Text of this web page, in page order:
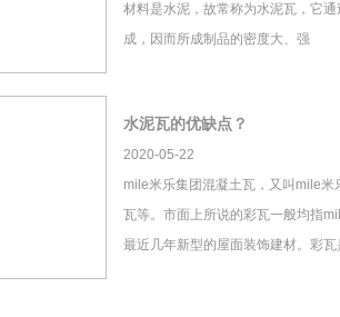
材料是水泥，故常称为水泥瓦，它
成，因而所成制品的密度大、强
水泥瓦的优缺点？
2020-05-22
mile米乐集团混凝土瓦，又叫mile米
瓦等。市面上所说的彩瓦一般均指
最近几年新型的屋面装饰建材。彩